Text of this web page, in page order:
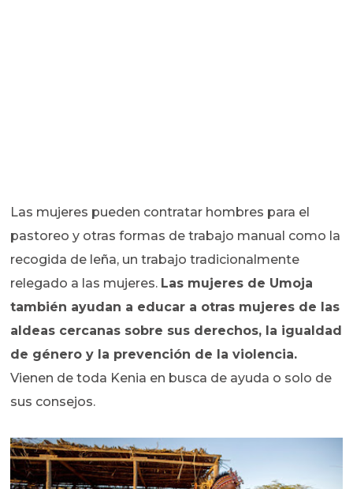
Las mujeres pueden contratar hombres para el
pastoreo y otras formas de trabajo manual como la
recogida de leña, un trabajo tradicionalmente
relegado a las mujeres. Las mujeres de Umoja
también ayudan a educar a otras mujeres de las
aldeas cercanas sobre sus derechos, la igualdad
de género y la prevención de la violencia.
Vienen de toda Kenia en busca de ayuda o solo de
sus consejos.